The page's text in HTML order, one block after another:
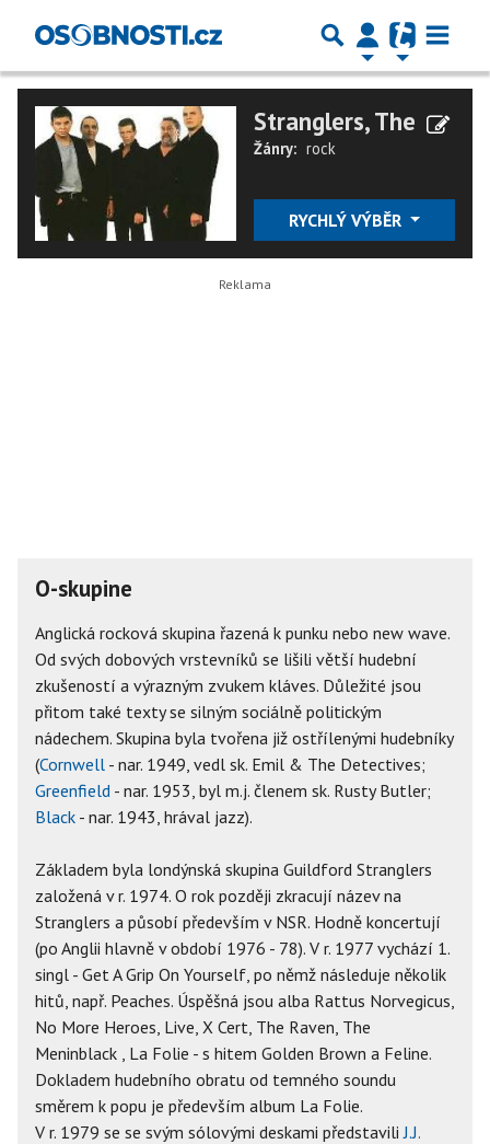
Stranglers, The
Žánry: rock
RYCHLÝ VÝBĚR
O-skupine
Anglická rocková skupina řazená k punku nebo new wave.
Od svých dobových vrstevníků se lišili větší hudební
zkušeností a výrazným zvukem kláves. Důležité jsou
přitom také texty se silným sociálně politickým
nádechem. Skupina byla tvořena již ostřílenými hudebníky
(Cornwell - nar. 1949, vedl sk. Emil & The Detectives;
Greenfield - nar. 1953, byl m.j. členem sk. Rusty Butler;
Black - nar. 1943, hrával jazz).
Základem byla londýnská skupina Guildford Stranglers
založená v r. 1974. O rok později zkracují název na
Stranglers a působí především v NSR. Hodně koncertují
(po Anglii hlavně v období 1976 - 78). V r. 1977 vychází 1.
singl - Get A Grip On Yourself, po němž následuje několik
hitů, např. Peaches. Úspěšná jsou alba Rattus Norvegicus,
No More Heroes, Live, X Cert, The Raven, The
Meninblack , La Folie - s hitem Golden Brown a Feline.
Dokladem hudebního obratu od temného soundu
směrem k popu je především album La Folie.
V r. 1979 se se svým sólovými deskami představiliJ.J.